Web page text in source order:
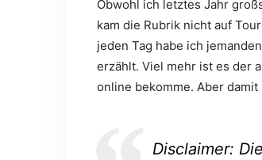
Obwohl ich letztes Jahr
kam die Rubrik nicht auf
jeden Tag habe ich
erzählt. Viel mehr ist es der
online bekomme. Aber
Disclaimer: